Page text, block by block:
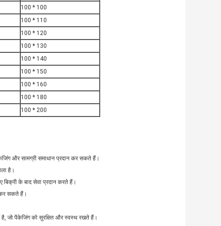
100 * 100
100 * 110
100 * 120
100 * 130
100 * 140
100 * 150
100 * 160
100 * 180
100 * 200
और सामग्री समाधान प्रदान कर सकते हैं।
है।
के बाद सेवा प्रदान करते हैं।
सकते हैं।
है, जो पैकेजिंग को सुरक्षित और स्वस्थ रखते हैं।